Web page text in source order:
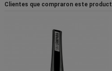
Clientes que compraron este